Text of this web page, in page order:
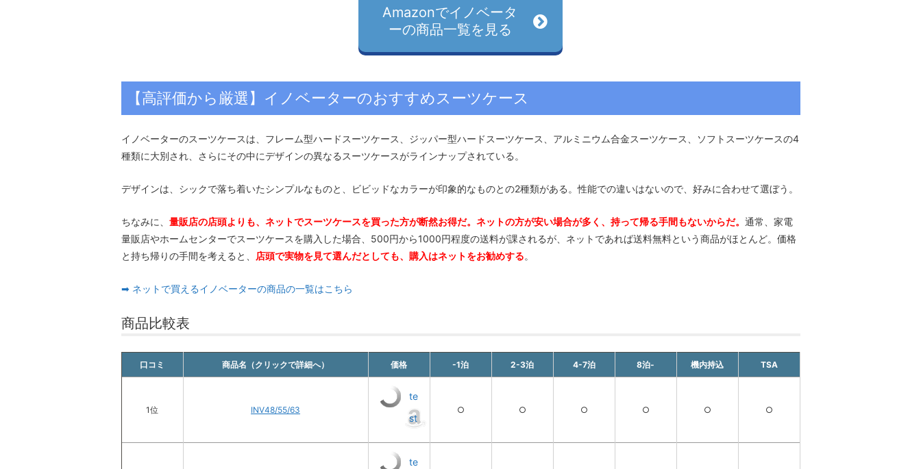
Amazonでイノベータ
ーの商品一覧を見る
【高評価から厳選】イノベーターのおすすめスーツケース
イノベーターのスーツケースは、フレーム型ハードスーツケース、ジッパー型ハードスーツケース、アルミニウム合金スーツケース、ソフトスーツケースの4
種類に大別され、さらにその中にデザインの異なるスーツケースがラインナップされている。
デザインは、シックで落ち着いたシンプルなものと、ビビッドなカラーが印象的なものとの2種類がある。性能での違いはないので、好みに合わせて選ぼう。
ちなみに、 量販店の店頭よりも、ネットでスーツケースを買った方が断然お得だ。ネットの方が安い場合が多く、持って帰る手間もないからだ。 通常、家電
量販店やホームセンターでスーツケースを購入した場合、500円から1000円程度の送料が課されるが、ネットであれば送料無料という商品がほとんど。価格
と持ち帰りの手間を考えると、
店頭で実物を見て選んだとしても、購入はネットをお勧めする。
➡ ネットで買えるイノベーターの商品の一覧はこちら
商品比較表
口コミ 商品名（クリックで詳細へ） 価格 -1泊 2-3泊 4-7泊 8泊- 機内持込 TSA
1位 INV48/55/63
te
st
○ ○ ○ ○ ○ ○
te